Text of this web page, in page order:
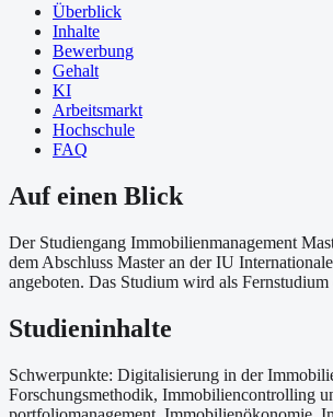
Überblick
Inhalte
Bewerbung
Gehalt
KI
Arbeitsmarkt
Hochschule
FAQ
Auf einen Blick
Der Studiengang Immobilienmanagement
dem Abschluss Master an der IU
angeboten. Das Studium wird als
Studieninhalte
Schwerpunkte: Digitalisierung in der
Forschungsmethodik, Immobiliencontrolling